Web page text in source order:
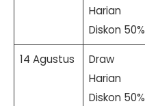
Harian
Diskon 50%
14 Agustus
Draw
Harian
Diskon 50%